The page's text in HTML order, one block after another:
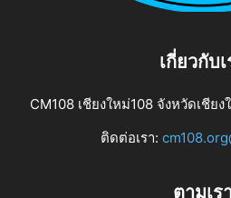
เกี่ยวกับ
CM108 เชียงใหม่108 จังหวัดเชีย
ติดต่อเรา:
ตามเร